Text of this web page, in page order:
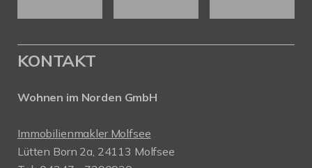
KONTAKT
Wohnen im Norden GmbH
Immobilienmakler Molfsee
Lütten Born 2a, 24113 Molfsee